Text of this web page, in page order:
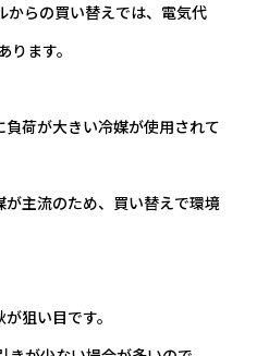
からの買い替えでは、電気代
ます。
負荷が大きい冷媒が使用されて
が主流のため、買い替えで環境
狙い目です。